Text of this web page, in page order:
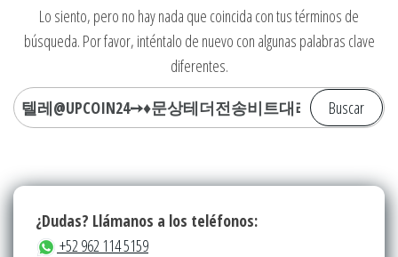
Lo siento, pero no hay nada que coincida con tus términos de
búsqueda. Por favor, inténtalo de nuevo con algunas palabras clave
diferentes.
Buscar:
¿Dudas? Llámanos a los teléfonos:
+52 962 114 5159